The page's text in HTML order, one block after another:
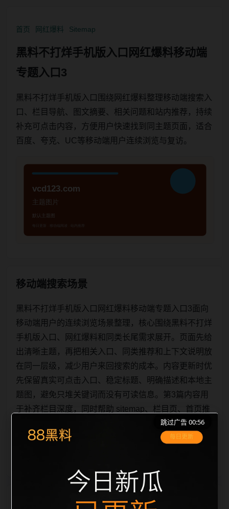
首页 网红爆料 Sitemap
黑料不打烊手机版入口网红爆料移动端
专题入口3
黑料不打烊手机版入口围绕网红爆料整理移动端搜索入
口、栏目导航、图文摘要、相关问题和站内推荐，持续
补充可点击内容，方便用户快速找到同主题页面，适合
百度、夸克、UC等移动端用户连续浏览与复访。
移动端搜索场景
黑料不打烊手机版入口网红爆料移动端专题入口3面向
移动端用户的连续浏览场景整理，核心围绕黑料不打烊
手机版入口、网红爆料和同类长尾需求展开。页面先给
出清晰主题，再把相关入口、同类推荐和上下文说明放
在同一层级，减少用户来回搜索的成本。内容更新时优
先保留真实可点击入口、稳定标题、明确描述和本地主
题图，避免只堆关键词而没有可读信息。第3篇内容用
于补齐栏目深度，同时帮助 sitemap、栏目页、首页推
荐形成更自然的内链关系。图片说明统一绑定站点主关
键词、栏目词和文章标题，让搜索引擎能够从标题、正
栏目内容归集
跳过广告 00:56